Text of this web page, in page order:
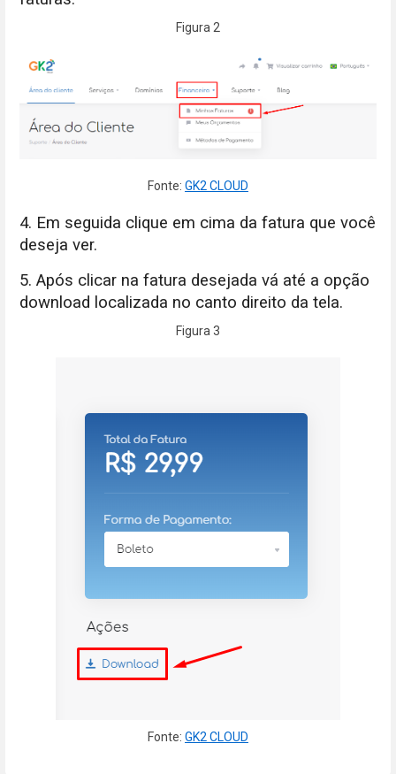
Figura 2
Fonte: GK2 CLOUD
4. Em seguida clique em cima da fatura que você
deseja ver.
5. Após clicar na fatura desejada vá até a opção
download localizada no canto direito da tela.
Figura 3
Fonte: GK2 CLOUD